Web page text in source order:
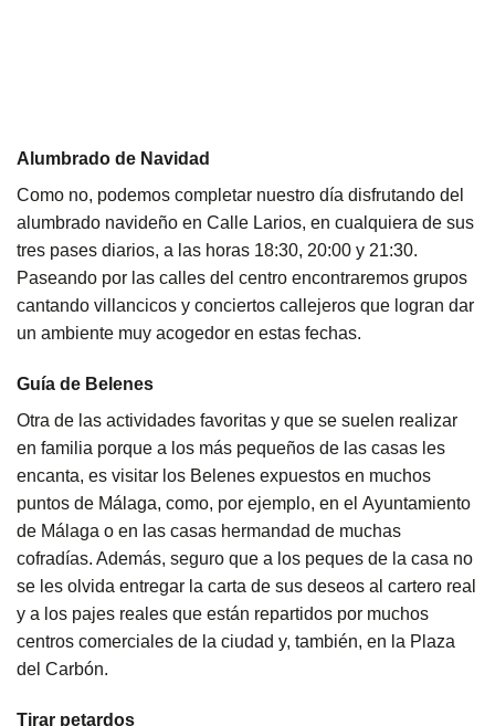
Alumbrado de Navidad
Como no, podemos completar nuestro día disfrutando del
alumbrado navideño en Calle Larios, en cualquiera de sus
tres pases diarios, a las horas 18:30, 20:00 y 21:30.
Paseando por las calles del centro encontraremos grupos
cantando villancicos y conciertos callejeros que logran dar
un ambiente muy acogedor en estas fechas.
Guía de Belenes
Otra de las actividades favoritas y que se suelen realizar
en familia porque a los más pequeños de las casas les
encanta, es visitar los Belenes expuestos en muchos
puntos de Málaga, como, por ejemplo, en el Ayuntamiento
de Málaga o en las casas hermandad de muchas
cofradías. Además, seguro que a los peques de la casa no
se les olvida entregar la carta de sus deseos al cartero real
y a los pajes reales que están repartidos por muchos
centros comerciales de la ciudad y, también, en la Plaza
del Carbón.
Tirar petardos